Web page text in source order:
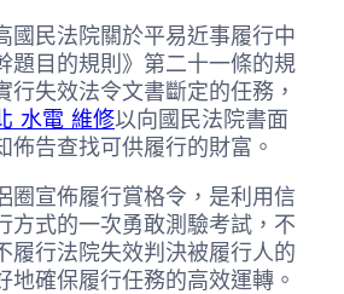
國民法院關於平易近事履行中
題目的規則》第二十一條的規
行失效法令文書斷定的任務，
水電 維修以向國民法院書面
佈告查找可供履行的財富。
圈宣佈履行賞格令，是利用信
方式的一次勇敢測驗考試，不
履行法院失效判決被履行人的
地確保履行任務的高效運轉。